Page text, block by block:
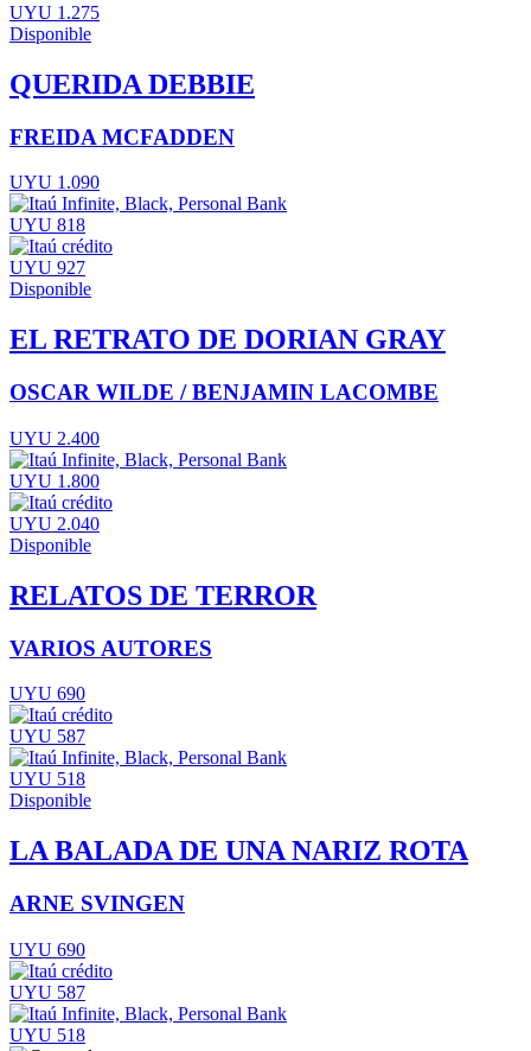
UYU 1.275
Disponible
QUERIDA DEBBIE
FREIDA MCFADDEN
UYU 1.090
UYU 818
UYU 927
Disponible
EL RETRATO DE DORIAN GRAY
OSCAR WILDE / BENJAMIN LACOMBE
UYU 2.400
UYU 1.800
UYU 2.040
Disponible
RELATOS DE TERROR
VARIOS AUTORES
UYU 690
UYU 587
UYU 518
Disponible
LA BALADA DE UNA NARIZ ROTA
ARNE SVINGEN
UYU 690
UYU 587
UYU 518